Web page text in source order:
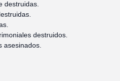
destruidas.
destruidos.
asesinados.